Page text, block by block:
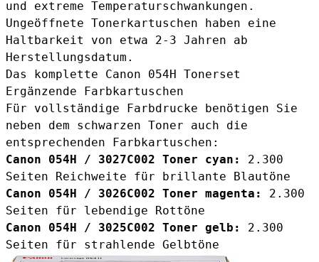
und extreme Temperaturschwankungen.
Ungeöffnete Tonerkartuschen haben eine
Haltbarkeit von etwa 2-3 Jahren ab
Herstellungsdatum.
Das komplette Canon 054H Tonerset
Ergänzende Farbkartuschen
Für vollständige Farbdrucke benötigen Sie
neben dem schwarzen Toner auch die
entsprechenden Farbkartuschen:
Canon 054H / 3027C002 Toner cyan :
2.300
Seiten Reichweite für brillante Blautöne
Canon 054H / 3026C002 Toner magenta :
2.300
Seiten für lebendige Rottöne
Canon 054H / 3025C002 Toner gelb :
2.300
Seiten für strahlende Gelbtöne